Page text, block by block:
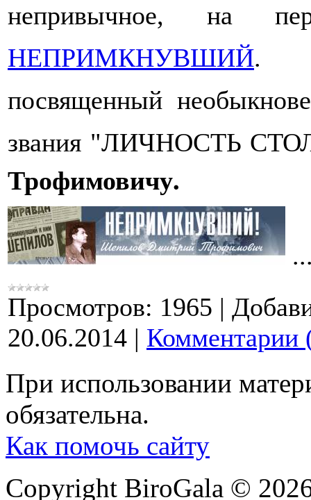
непривычное, на
НЕПРИМКНУВШИЙ.
посвященный
звания "ЛИЧНОСТЬ
Трофимовичу.
Просмотров: 1965 |
20.06.2014 | Комментарии
При использовании
обязательна.
Как помочь сайту
Copyright BiroGala ©